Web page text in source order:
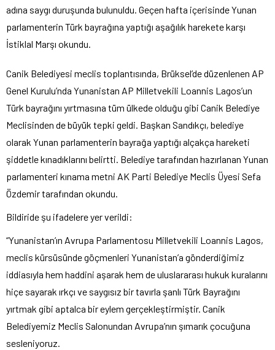
adına saygı duruşunda bulunuldu. Geçen hafta içerisinde Yunan
parlamenterin Türk bayrağına yaptığı aşağılık harekete karşı
İstiklal Marşı okundu.
Canik Belediyesi meclis toplantısında, Brüksel’de düzenlenen AP
Genel Kurulu’nda Yunanistan AP Milletvekili Loannis Lagos’un
Türk bayrağını yırtmasına tüm ülkede olduğu gibi Canik Belediye
Meclisinden de büyük tepki geldi. Başkan Sandıkçı, belediye
olarak Yunan parlamenterin bayrağa yaptığı alçakça hareketi
şiddetle kınadıklarını belirtti. Belediye tarafından hazırlanan Yunan
parlamenteri kınama metni AK Parti Belediye Meclis Üyesi Sefa
Özdemir tarafından okundu.
Bildiride şu ifadelere yer verildi:
“Yunanistan’ın Avrupa Parlamentosu Milletvekili Loannis Lagos,
meclis kürsüsünde göçmenleri Yunanistan’a gönderdiğimiz
iddiasıyla hem haddini aşarak hem de uluslararası hukuk kuralarını
hiçe sayarak ırkçı ve saygısız bir tavırla şanlı Türk Bayrağını
yırtmak gibi aptalca bir eylem gerçekleştirmiştir. Canik
Belediyemiz Meclis Salonundan Avrupa’nın şımarık çocuğuna
sesleniyoruz.